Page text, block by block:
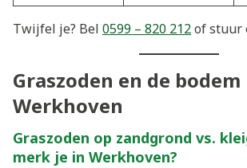
Twijfel je? Bel 0599 – 820 212of stuur
Graszoden en de bodem
Werkhoven
Graszoden op zandgrond vs.
merk je in Werkhoven?